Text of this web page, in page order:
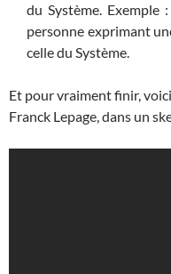
du Système. Exemple :
personne exprimant
celle du Système.
Et pour vraiment finir,
Franck Lepage, dans un